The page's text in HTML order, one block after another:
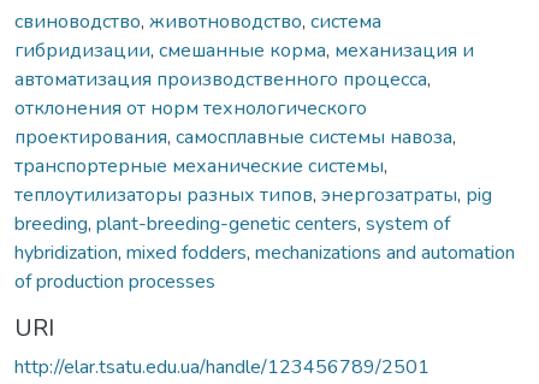
свиноводство, животноводство, система
гибридизации, смешанные корма, механизация и
автоматизация производственного процесса,
отклонения от норм технологического
проектирования, самосплавные системы навоза,
транспортерные механические системы,
теплоутилизаторы разных типов, энергозатраты, рig
breeding, plant-breeding-genetic centers, system of
hybridization, mixed fodders, mechanizations and automation
of production processes
URI
http://elar.tsatu.edu.ua/handle/123456789/2501